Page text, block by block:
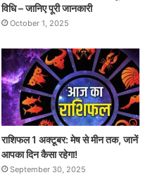
विधि – जानिए पूरी जानकारी
October 1, 2025
राशिफल 1 अक्टूबर: मेष से मीन तक, जानें
आपका दिन कैसा रहेगा!
September 30, 2025